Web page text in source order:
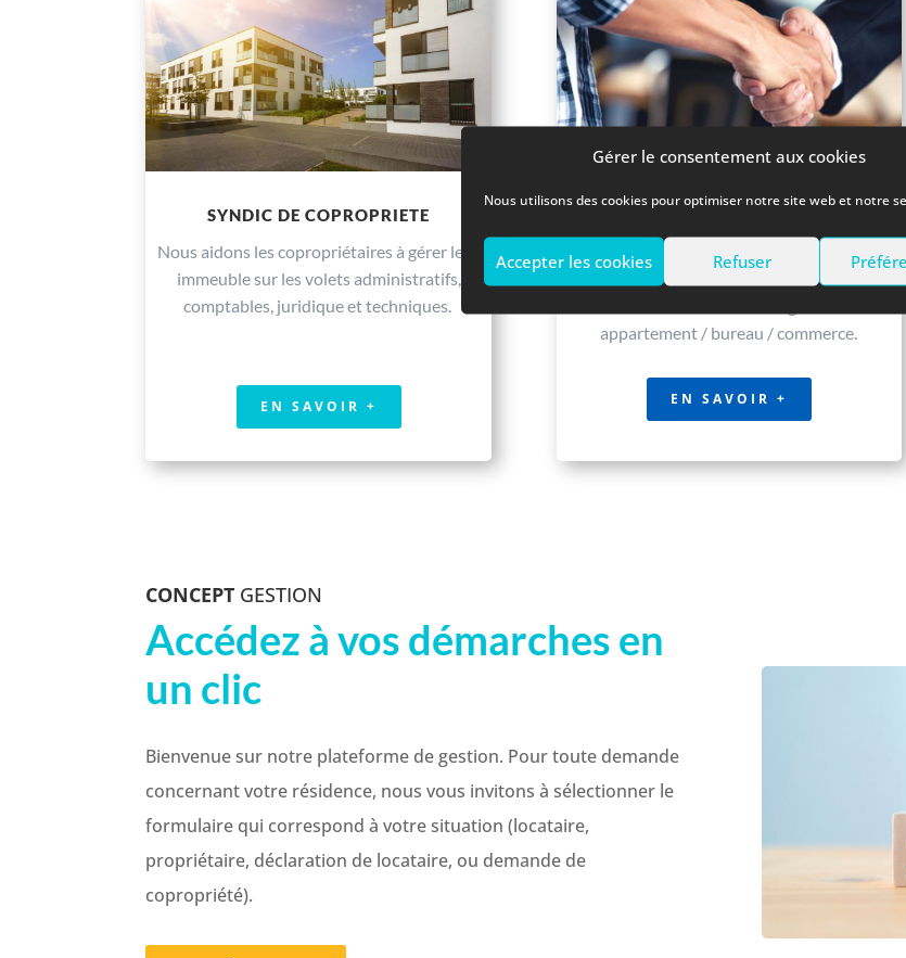
Gérer le consentement aux cookies
Nous utilisons des cookies pour optimiser notre site web et notre
Accepter les cookies Refuser
SYNDIC DE COPROPRIETE
Nous aidons les copropriétaires à gérer leur
immeuble sur les volets administratifs,
comptables, juridique et techniques.
EN SAVOIR +
GESTION LOCATIVE
Nous proposons nos services de gestion
locative aux propriétaires désirant mettre
appartement / bureau / commerce.
EN SAVOIR +
CONCEPT GESTION
Accédez à vos démarches en
un clic
Bienvenue sur notre plateforme de gestion. Pour toute demande
concernant votre résidence, nous vous invitons à sélectionner le
formulaire qui correspond à votre situation (locataire,
propriétaire, déclaration de locataire, ou demande de
copropriété).